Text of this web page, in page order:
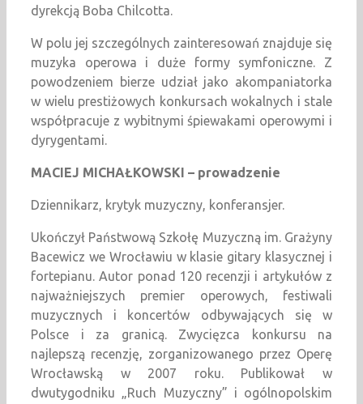
dyrekcją Boba Chilcotta.
W polu jej szczególnych zainteresowań znajduje się
muzyka operowa i duże formy symfoniczne. Z
powodzeniem bierze udział jako akompaniatorka
w wielu prestiżowych konkursach wokalnych i stale
współpracuje z wybitnymi śpiewakami operowymi i
dyrygentami.
MACIEJ MICHAŁKOWSKI – prowadzenie
Dziennikarz, krytyk muzyczny, konferansjer.
Ukończył Państwową Szkołę Muzyczną im. Grażyny
Bacewicz we Wrocławiu w klasie gitary klasycznej i
fortepianu. Autor ponad 120 recenzji i artykułów z
najważniejszych premier operowych, festiwali
muzycznych i koncertów odbywających się w
Polsce i za granicą. Zwycięzca konkursu na
najlepszą recenzję, zorganizowanego przez Operę
Wrocławską w 2007 roku. Publikował w
dwutygodniku „Ruch Muzyczny” i ogólnopolskim